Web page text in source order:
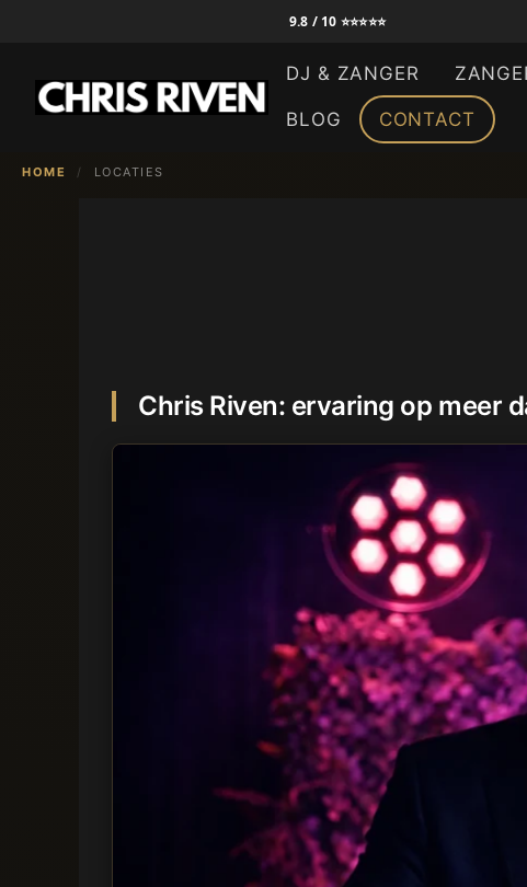
inhoud
9.8 / 10 ⭐⭐⭐⭐⭐
DJ & ZANGER
BLOG CONTACT
HOME / LOCATIES
Chris Riven: ervaring op meer